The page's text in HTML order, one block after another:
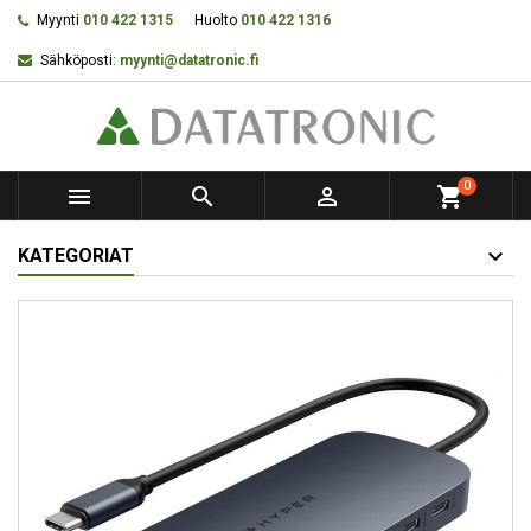
Myynti 010 422 1315 Huolto 010 422 1316
Sähköposti: myynti@datatronic.fi
   shopping_cart0
KATEGORIAT